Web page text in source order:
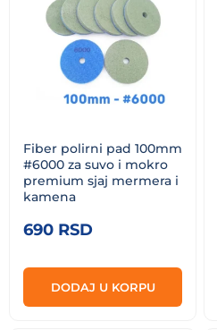
Fiber polirni pad 100mm
#6000 za suvo i mokro
premium sjaj mermera i
kamena
690 RSD
DODAJ U KORPU